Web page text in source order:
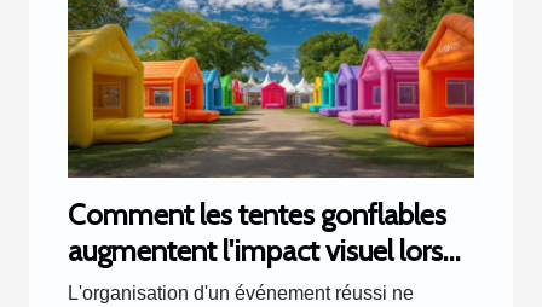
Comment les tentes gonflables
augmentent l'impact visuel lors
d'événements
L'organisation d'un événement réussi ne